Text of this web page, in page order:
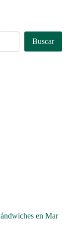
Buscar
en Mar